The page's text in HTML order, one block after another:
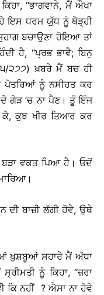
‘‘ਭਾਗਵਾਨੇ, ਮੈਂ ਔਖਾ
ਇਸ ਧਰਮ ਯੁੱਧ ਨੂੰ ਥੋੜ੍ਹੀ
ਬਚਾਉਣਾ ਹੋਇਆ ਤਾਂ
ਹੈ, ‘‘ਪ੍ਰਭ ਭਾਵੈ; ਬਿਨੁ
੨੭੭) ਖ਼ਬਰੇ ਮੈਂ ਬਚ ਹੀ
ਪੋਤਰਿਆਂ ਨੂੰ ਨਸੀਹਤ ਕਰ
ਗੇੜ ’ਚ ਨਾ ਪੈਣ। ਤੂੰ ਇੰਜ
ਕੇ, ਕੁਝ ਖੀਰ ਤਿਆਰ ਕਰ
ਬੜਾ ਵਕਤ ਪਿਆ ਹੈ। ਓਦੋਂ
ਦੀ ਬਾਜ਼ੀ ਲੱਗੀ ਹੋਵੇ, ਉਥੇ
ਖ਼ੁਸ਼ਬੂਆਂ ਸਹਾਰੇ ਮੈਂ ਅੱਧਾ
ਨੂੰ ਕਿਹਾ, ‘‘ਜ਼ਰਾ
ਨਹੀਂ ? ਐਸਾ ਨਾ ਹੋਵੇ